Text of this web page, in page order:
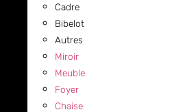
Cadre
Bibelot
Autres
Miroir
Meuble
Foyer
Chaise